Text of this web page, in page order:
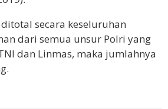
secara keseluruhan
dari semua unsur Polri yang
dan Linmas, maka jumlahnya